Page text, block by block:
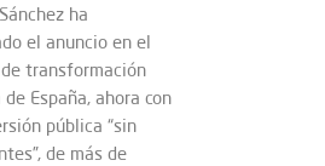
ha
el anuncio en el
transformación
España, ahora con
pública “sin
de más de